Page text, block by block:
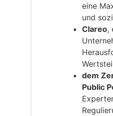
eine
und
Clareo,
dem
Public